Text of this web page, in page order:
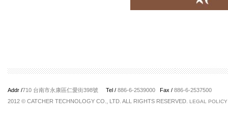
Addr /710 台南市永康區仁愛街398號 Tel / 886-6-2539000 Fax / 886-6-2537500
2012 © CATCHER TECHNOLOGY CO., LTD. ALL RIGHTS RESERVED.
LEGAL POLICY